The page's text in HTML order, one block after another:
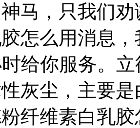
马，只我们
怎么用消息
给你服务。
灰尘，主要
纤维素白乳